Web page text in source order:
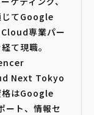
じてGoogle
専業パー
て現職。
Next Tokyo
はGoogle
ト、情報セ